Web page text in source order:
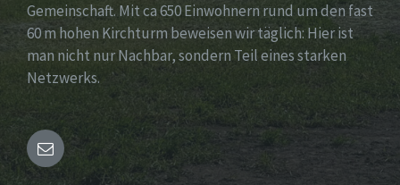
Gemeinschaft. Mit ca 650 Einwohnern rund um den fast
60 m hohen Kirchturm beweisen wir täglich: Hier ist
man nicht nur Nachbar, sondern Teil eines starken
Netzwerks.
Email